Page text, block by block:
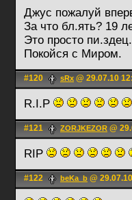
Джус пожалуй
За что бл.ять? 19
Это просто пи.здeц.
Покойся с Миром.
#120 sRx @ 29.07.10
R.I.P
#121 ZORJKEZOR @
RIP
#122 beKa_b @